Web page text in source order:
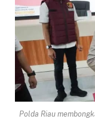
Polda Riau